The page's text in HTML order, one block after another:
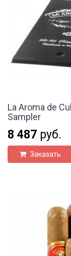
La Aroma de
Sampler
8 487 руб.
Заказать